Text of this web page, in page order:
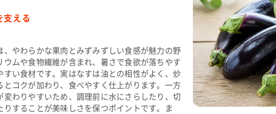
支える
、やわらかな果肉とみずみずしい食感が魅力の野
ウムや食物繊維が含まれ、暑さで食欲が落ちやす
すい食材です。実はなすは油との相性がよく、炒
とコクが加わり、食べやすく仕上がります。一方
変わりやすいため、調理前に水にさらしたり、切
りすることが美味しさを保つポイントです。ま